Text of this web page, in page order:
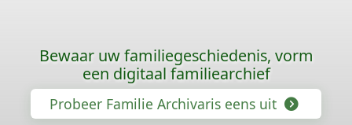
Bewaar uw familiegeschiedenis, vorm
een digitaal familiearchief
Probeer Familie Archivaris eens uit